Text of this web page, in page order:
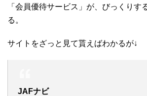
「会員優待サービス」が、びっくりす
る。
サイトをざっと見て貰えばわかるが↓
JAFナビ